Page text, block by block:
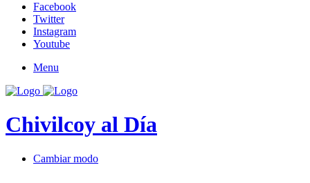
Facebook
Twitter
Instagram
Youtube
Menu
Chivilcoy al Día
Cambiar modo